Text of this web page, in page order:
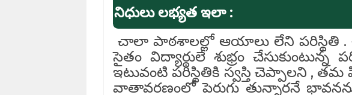
నిధులు లభ్యత ఇలా :
చాలా పాఠశాలల్లో ఆయాలు లేని పరిస్థితి .
సైతం విద్యార్థులే శుభ్రం చేసుకుంటున్న
ఇటువంటి పరిస్థితికి స్వస్తి చెప్పాలని , తమ
వాతావరణంలో పెరుగు తున్నారనే